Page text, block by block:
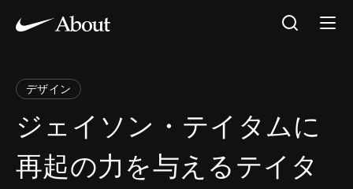
デザイン
ジェイソン・テイタムに
再起の力を与えるテイタ